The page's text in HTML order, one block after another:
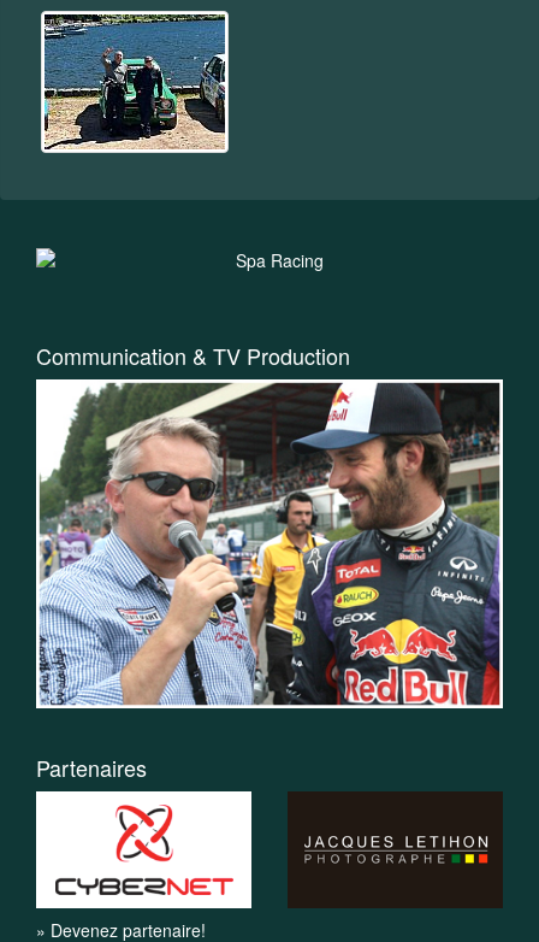
Communication & TV Production
Partenaires
» Devenez partenaire!